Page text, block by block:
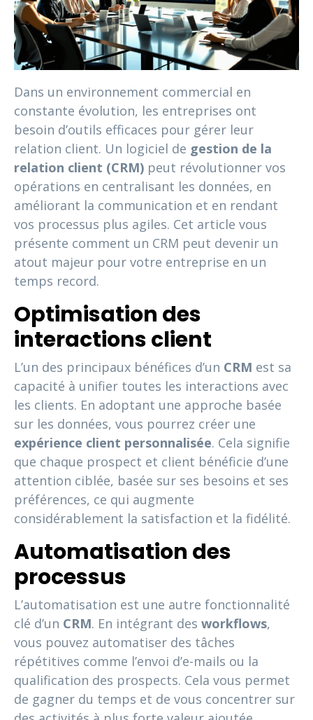
Dans un environnement commercial en
constante évolution, les entreprises ont
besoin d’outils efficaces pour gérer leur
relation client. Un logiciel de gestion de la
relation client (CRM) peut révolutionner vos
opérations en centralisant les données, en
améliorant la communication et en rendant
vos processus plus agiles. Cet article vous
présente comment un CRM peut devenir un
atout majeur pour votre entreprise en un
temps record.
Optimisation des
interactions client
L’un des principaux bénéfices d’un CRM est sa
capacité à unifier toutes les interactions avec
les clients. En adoptant une approche basée
sur les données, vous pourrez créer une
expérience client personnalisée. Cela signifie
que chaque prospect et client bénéficie d’une
attention ciblée, basée sur ses besoins et ses
préférences, ce qui augmente
considérablement la satisfaction et la fidélité.
Automatisation des
processus
L’automatisation est une autre fonctionnalité
clé d’un CRM. En intégrant des workflows,
vous pouvez automatiser des tâches
répétitives comme l’envoi d’e-mails ou la
qualification des prospects. Cela vous permet
de gagner du temps et de vous concentrer sur